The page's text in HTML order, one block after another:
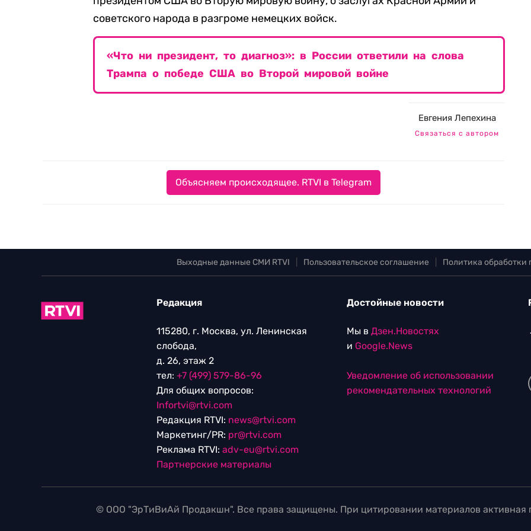
советского народа в разгроме немецких войск.
«Что ни президент, то диагноз»: в России ответили на слова
Трампа о победе США во Второй мировой войне
Евгения Лепехина
Связаться с автором
Объясняем происходящее. RTVI в Telegram
Выходные данные СМИ RTVI Пользовательское соглашение Политика
Редакция
115280, г. Москва, ул. Ленинская
слобода,
д. 26, этаж 2
тел: +7 (499) 579-86-96
Для общих вопросов:
Infortvi@rtvi.com
Редакция RTVI: news@rtvi.com
Маркетинг/PR: pr@rtvi.com
Реклама RTVI: adv-eu@rtvi.com
Партнерские материалы
Достойные новости
Мы в Дзен.Новостях
и Google.News
Уведомление об использовании
рекомендательных технологий
© ООО "ЭрТиВиАй Продакшн". Все права защищены. При цитировании материалов активная